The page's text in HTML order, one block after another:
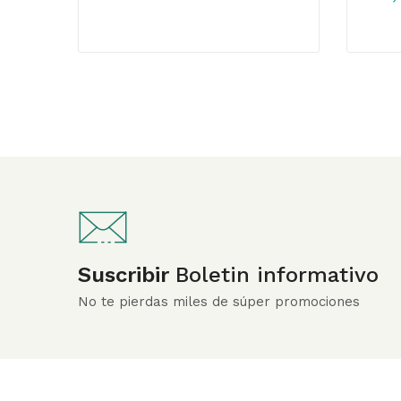
Suscribir Boletin informativo
No te pierdas miles de súper promociones